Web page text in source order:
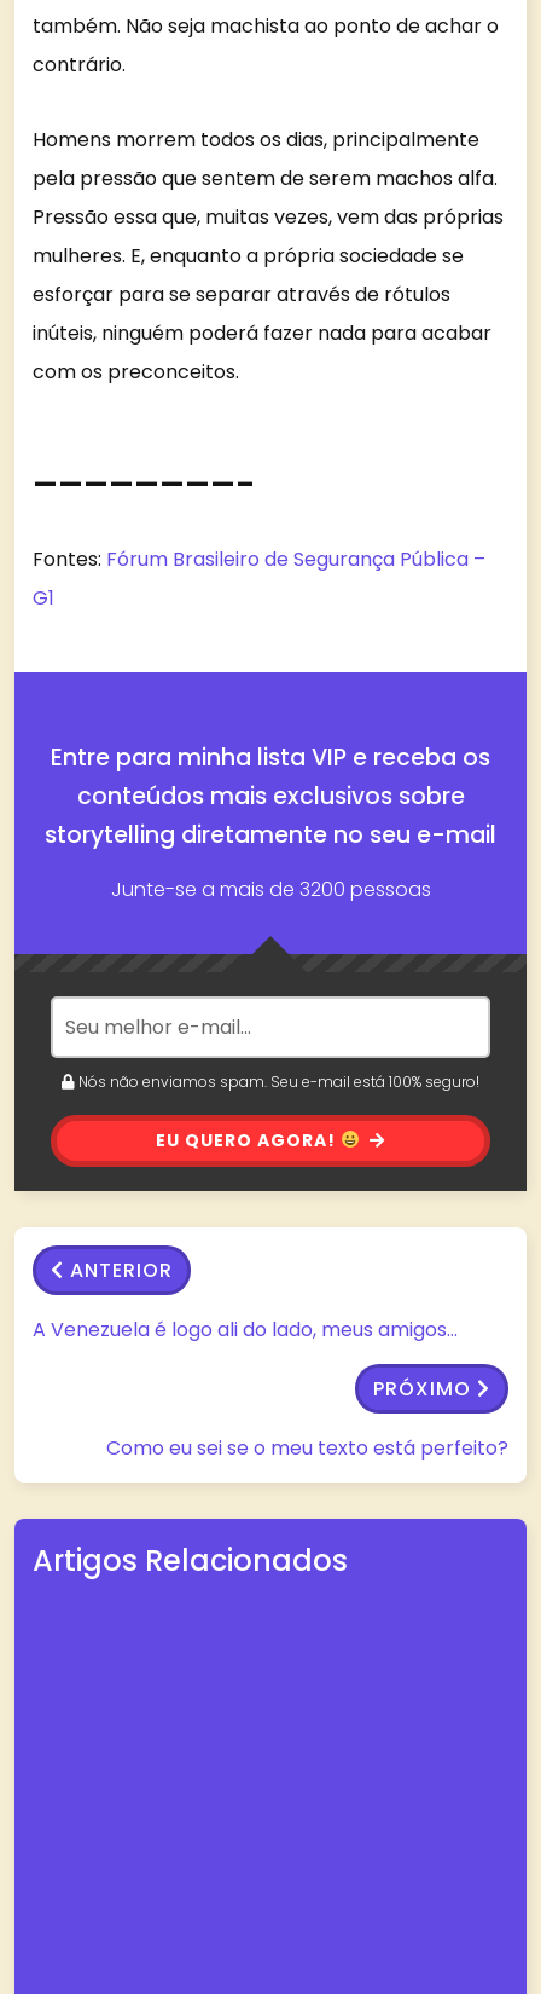
também. Não seja machista ao ponto de achar o
contrário.
Homens morrem todos os dias, principalmente
pela pressão que sentem de serem machos alfa.
Pressão essa que, muitas vezes, vem das próprias
mulheres. E, enquanto a própria sociedade se
esforçar para se separar através de rótulos
inúteis, ninguém poderá fazer nada para acabar
com os preconceitos.
————————–
Fontes: Fórum Brasileiro de Segurança Pública –
G1
Entre para minha lista VIP e receba os
conteúdos mais exclusivos sobre
storytelling diretamente no seu e-mail
Junte-se a mais de 3200 pessoas
Nós não enviamos spam. Seu e-mail está 100% seguro!
EU QUERO AGORA!
ANTERIOR
A Venezuela é logo ali do lado, meus amigos…
PRÓXIMO
Como eu sei se o meu texto está perfeito?
Artigos Relacionados